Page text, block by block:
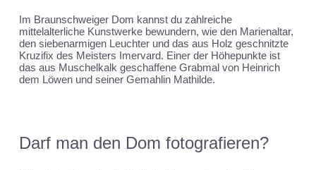
Im Braunschweiger Dom kannst du zahlreiche
mittelalterliche Kunstwerke bewundern, wie den Marienaltar,
den siebenarmigen Leuchter und das aus Holz geschnitzte
Kruzifix des Meisters Imervard. Einer der Höhepunkte ist
das aus Muschelkalk geschaffene Grabmal von Heinrich
dem Löwen und seiner Gemahlin Mathilde.
Darf man den Dom fotografieren?